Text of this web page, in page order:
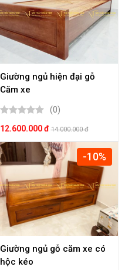
Giường ngủ hiện đại gỗ
Căm xe
(0)
12.600.000 đ14.000.000 đ
-10%
Giường ngủ gỗ căm xe có
hộc kéo